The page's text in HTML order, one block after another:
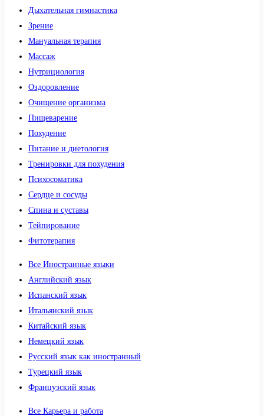
Дыхательная гимнастика
Зрение
Мануальная терапия
Массаж
Нутрициология
Оздоровление
Очищение организма
Пищеварение
Похудение
Питание и диетология
Тренировки для похудения
Психосоматика
Сердце и сосуды
Спина и суставы
Тейпирование
Фитотерапия
Все Иностранные языки
Английский язык
Испанский язык
Итальянский язык
Китайский язык
Немецкий язык
Русский язык как иностранный
Турецкий язык
Французский язык
Все Карьера и работа